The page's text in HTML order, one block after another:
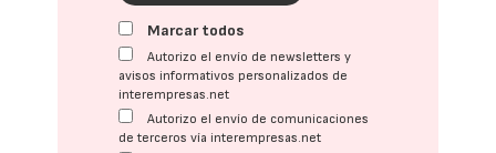
Marcar todos
Autorizo el envío de newsletters y
avisos informativos personalizados de
interempresas.net
Autorizo el envío de comunicaciones
de terceros vía interempresas.net